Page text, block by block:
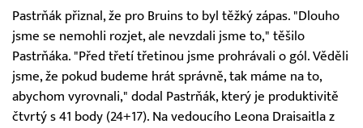
Pastrňák přiznal, že pro Bruins to byl těžký zápas. "Dlouho
jsme se nemohli rozjet, ale nevzdali jsme to," těšilo
Pastrňáka. "Před třetí třetinou jsme prohrávali o gól. Věděli
jsme, že pokud budeme hrát správně, tak máme na to,
abychom vyrovnali," dodal Pastrňák, který je produktivitě
čtvrtý s 41 body (24+17). Na vedoucího Leona Draisaitla z